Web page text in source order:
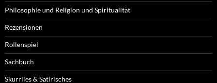
Philosophie und Religion und Spiritualität
Rezensionen
Rollenspiel
Sachbuch
Skurriles & Satirisches